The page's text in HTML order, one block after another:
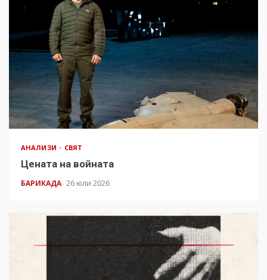
АНАЛИЗИ СВЯТ
Цената на войната
БАРИКАДА 26 юли 2026